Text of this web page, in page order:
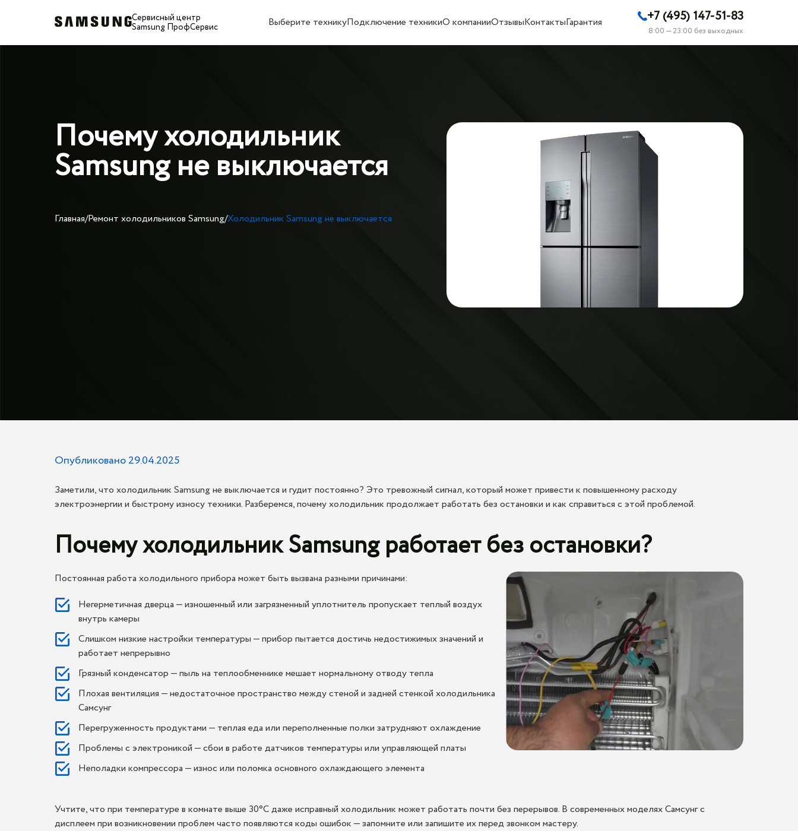
Сервисный центр
Samsung ПрофСервис
Выберите техникуПодключение техникиО компанииОтзывыКонтактыГарантия +7 (495) 147-51-83
8:00 — 23:00 без выходных
Почему холодильник
Samsung не выключается
Главная/Ремонт холодильников Samsung/Холодильник Samsung не выключается
Опубликовано 29.04.2025
Заметили, что холодильник Samsung не выключается и гудит постоянно? Это тревожный сигнал, который может привести к повышенному расходу
электроэнергии и быстрому износу техники. Разберемся, почему холодильник продолжает работать без остановки и как справиться с этой проблемой.
Почему холодильник Samsung работает без остановки?
Постоянная работа холодильного прибора может быть вызвана разными причинами:
Негерметичная дверца — изношенный или загрязненный уплотнитель пропускает теплый воздух
внутрь камеры
Слишком низкие настройки температуры — прибор пытается достичь недостижимых значений и
работает непрерывно
Грязный конденсатор — пыль на теплообменнике мешает нормальному отводу тепла
Плохая вентиляция — недостаточное пространство между стеной и задней стенкой холодильника
Самсунг
Перегруженность продуктами — теплая еда или переполненные полки затрудняют охлаждение
Проблемы с электроникой — сбои в работе датчиков температуры или управляющей платы
Неполадки компрессора — износ или поломка основного охлаждающего элемента
Учтите, что при температуре в комнате выше 30°C даже исправный холодильник может работать почти без перерывов. В современных моделях Самсунг с
дисплеем при возникновении проблем часто появляются коды ошибок — запомните или запишите их перед звонком мастеру.